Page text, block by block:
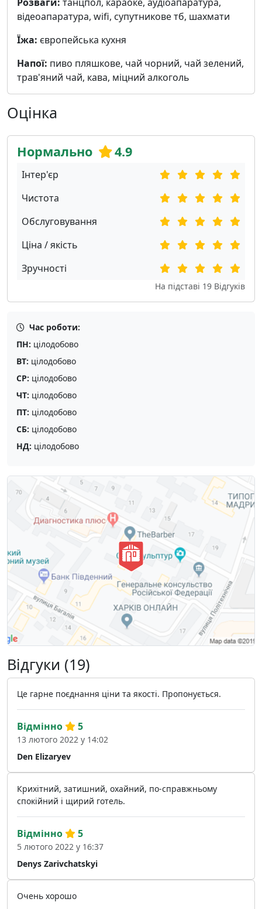
відеоапаратура, wifi, cупутникове тб, шахмати
Їжа: європейська кухня
Напої: пиво пляшкове, чай чорний, чай зелений,
трав'яний чай, кава, міцний алкоголь
Оцінка
Нормально 4.9
Інтер'єр
Чистота
Обслуговування
Ціна / якість
Зручності
На підставі 19 Відгуків
Час роботи:
ПН: цілодобово
ВТ: цілодобово
СР: цілодобово
ЧТ: цілодобово
ПТ: цілодобово
СБ: цілодобово
НД: цілодобово
Відгуки (19)
Це гарне поєднання ціни та якості. Пропонується.
Den Elizaryev
Відмінно 5
13 лютого 2022 у 14:02
Крихітний, затишний, охайний, по-справжньому
спокійний і щирий готель.
Denys Zarivchatskyi
Відмінно 5
5 лютого 2022 у 16:37
Очень хорошо